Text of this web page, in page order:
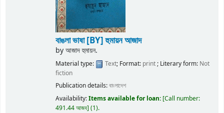
বাঙলা ভাষা[BY] হুমায়ন আজাদ
byআজাদ হুমায়ন.
Material type: Text; Format: print; Literary form: Not
fiction
Publication details:বাংলাদেশ
Availability:Items available for loan: Call number:
491.44 আজব (1).